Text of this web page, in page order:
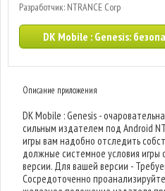
Разработчик: NTRANCE Corp
DK Mobile : Genesis:
Описание приложения
DK Mobile : Genesis -
сильным издателем под Android
игры вам надобно отследить
должные системное условия
версии. Для вашей версии -
Сосредоточенно